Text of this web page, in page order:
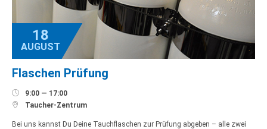
18
AUGUST
Flaschen Prüfung
 9:00 — 17:00
 Taucher-Zentrum
Bei uns kannst Du Deine Tauchflaschen zur Prüfung abgeben – alle zwei